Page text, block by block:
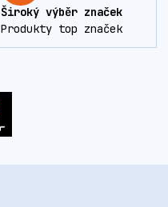
Široký výběr značek
Produkty top značek